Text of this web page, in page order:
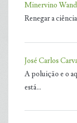
Minervino
Renegar a
José Carlos
A poluição e o
está…